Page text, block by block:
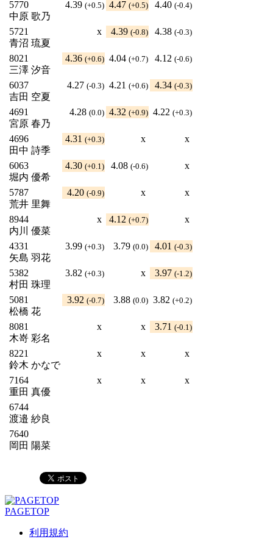
5770
中原 歌乃
4.39 (+0.5) 4.47 (+0.5) 4.40 (-0.4)
5721
青沼 琉夏
x 4.39 (-0.8) 4.38 (-0.3)
8021
三澤 汐音
4.36 (+0.6) 4.04 (+0.7) 4.12 (-0.6)
6037
吉田 空夏
4.27 (-0.3) 4.21 (+0.6) 4.34 (-0.3)
4691
宮原 春乃
4.28 (0.0) 4.32 (+0.9) 4.22 (+0.3)
4696
田中 詩季
4.31 (+0.3) x x
6063
堀内 優希
4.30 (+0.1) 4.08 (-0.6) x
5787
荒井 里舞
4.20 (-0.9) x x
8944
内川 優菜
x 4.12 (+0.7) x
4331
矢島 羽花
3.99 (+0.3) 3.79 (0.0) 4.01 (-0.3)
5382
村田 珠理
3.82 (+0.3) x 3.97 (-1.2)
5081
松橋 花
3.92 (-0.7) 3.88 (0.0) 3.82 (+0.2)
8081
木嵜 彩名
x x 3.71 (-0.1)
8221
鈴木 かなで
x x x
7164
重田 真優
x x x
6744
渡邉 紗良
7640
岡田 陽菜
PAGETOP
利用規約